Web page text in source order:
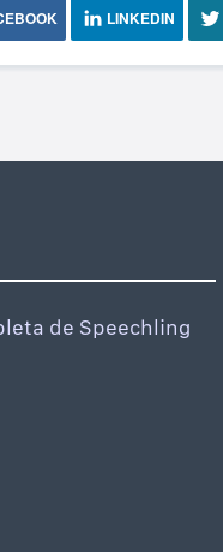
LINKEDIN
de Speechling